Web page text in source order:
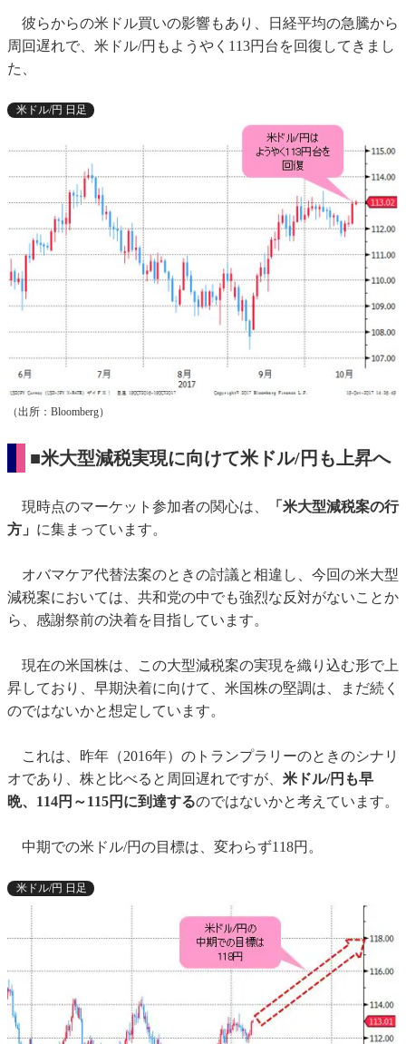
彼らからの米ドル買いの影響もあり、日経平均の急騰から
周回遅れで、米ドル/円もようやく113円台を回復してきまし
た、
米ドル/円 日足
（出所：Bloomberg）
■米大型減税実現に向けて米ドル/円も上昇へ
現時点のマーケット参加者の関心は、
「米大型減税案の行
方」 に集まっています。
オバマケア代替法案のときの討議と相違し、今回の米大型
減税案においては、共和党の中でも強烈な反対がないことか
ら、感謝祭前の決着を目指しています。
現在の米国株は、この大型減税案の実現を織り込む形で上
昇しており、早期決着に向けて、米国株の堅調は、まだ続く
のではないかと想定しています。
これは、昨年（2016年）のトランプラリーのときのシナリ
オであり、株と比べると周回遅れですが、 米ドル/円も早
晩、114円～115円に到達するのではないかと考えています。
中期での米ドル/円の目標は、変わらず118円。
米ドル/円 日足